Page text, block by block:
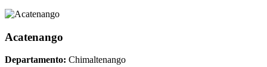
Acatenango
Departamento: Chimaltenango